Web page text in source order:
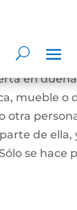
cuyo
en
mueble o
otra
de ella,
se hace